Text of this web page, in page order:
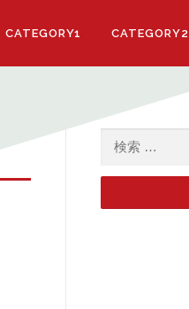
CATEGORY1 CATEGORY2
検索: